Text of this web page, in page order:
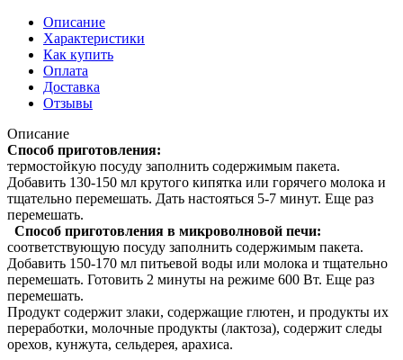
Описание
Характеристики
Как купить
Оплата
Доставка
Отзывы
Описание
Способ приготовления:
термостойкую посуду заполнить содержимым пакета.
Добавить 130-150 мл крутого кипятка или горячего молока и
тщательно перемешать. Дать настояться 5-7 минут. Еще раз
перемешать.
Способ приготовления в микроволновой печи:
соответствующую посуду заполнить содержимым пакета.
Добавить 150-170 мл питьевой воды или молока и тщательно
перемешать. Готовить 2 минуты на режиме 600 Вт. Еще раз
перемешать.
Продукт содержит злаки, содержащие глютен, и продукты их
переработки, молочные продукты (лактоза), содержит следы
орехов, кунжута, сельдерея, арахиса.